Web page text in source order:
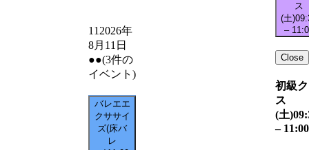
11 2026年
8月11日
●●(3件の
イベント)
バレエエ
クササイ
ズ(床バ
レ
ス
(土)
–
Close
初級
ス
(土)
– 11:00